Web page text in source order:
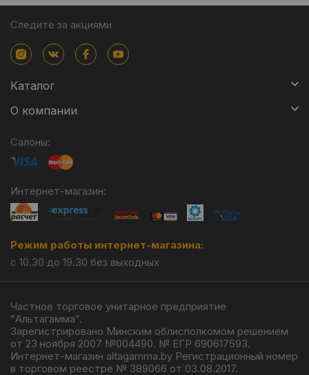
Следите за акциями
Каталог
О компании
Салоны:
Интернет-магазин:
Режим работы интернет-магазина:
с 10.30 до 19.30 без выходных
Частное торговое унитарное предприятие
"Альтагамма".
Зарегистрировано Минским облисполкомом решением
от 23 ноября 2007 №004490. № ЕГР 690617593.
Интернет-магазин altagamma.by Регистрационный номер
в торговом реестре № 389066 от 03.08.2017.